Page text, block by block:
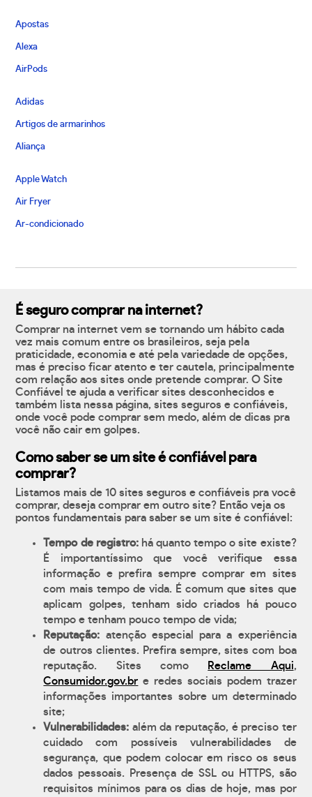
Apostas
Alexa
AirPods
Adidas
Artigos de armarinhos
Aliança
Apple Watch
Air Fryer
Ar-condicionado
É seguro comprar na internet?
Comprar na internet vem se tornando um hábito cada
vez mais comum entre os brasileiros, seja pela
praticidade, economia e até pela variedade de opções,
mas é preciso ficar atento e ter cautela, principalmente
com relação aos sites onde pretende comprar. O Site
Confiável te ajuda a verificar sites desconhecidos e
também lista nessa página, sites seguros e confiáveis,
onde você pode comprar sem medo, além de dicas pra
você não cair em golpes.
Como saber se um site é confiável para
comprar?
Listamos mais de 10 sites seguros e confiáveis pra você
comprar, deseja comprar em outro site? Então veja os
pontos fundamentais para saber se um site é confiável:
Tempo de registro:há quanto tempo o site existe?
É importantíssimo que você verifique essa
informação e prefira sempre comprar em sites
com mais tempo de vida. É comum que sites que
aplicam golpes, tenham sido criados há pouco
tempo e tenham pouco tempo de vida;
Reputação: atenção especial para a experiência
de outros clientes. Prefira sempre, sites com boa
reputação. Sites como
Reclame Aqui,
Consumidor.gov.br e redes sociais podem trazer
informações importantes sobre um determinado
site;
Vulnerabilidades: além da reputação, é preciso ter
cuidado com possíveis vulnerabilidades de
segurança, que podem colocar em risco os seus
dados pessoais. Presença de SSL ou HTTPS, são
requisitos mínimos para os dias de hoje, mas por